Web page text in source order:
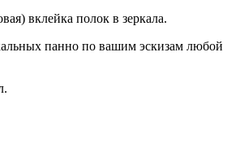
вклейка полок в зеркала.
панно по вашим эскизам любой